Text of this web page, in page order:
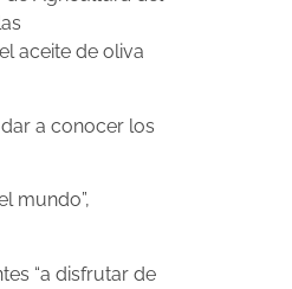
aceite de oliva
a conocer los
mundo”,
“a disfrutar de